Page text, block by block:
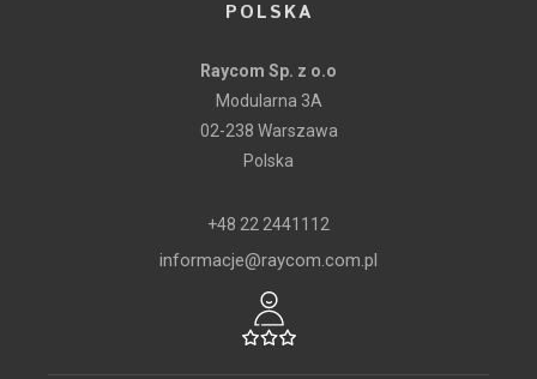
POLSKA
Raycom Sp. z o.o
Modularna 3A
02-238 Warszawa
Polska
+48 22 2441112
informacje@raycom.com.pl